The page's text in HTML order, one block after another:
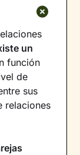
un
función
de
sus
relaciones